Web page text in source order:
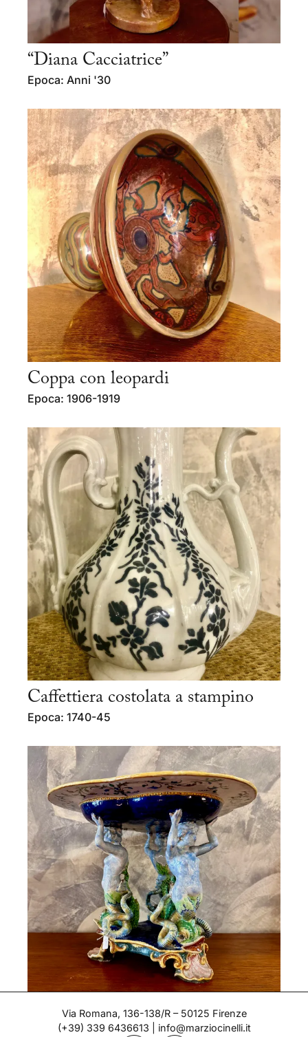
“Diana Cacciatrice”
Epoca: Anni '30
Coppa con leopardi
Epoca: 1906-1919
Caffettiera costolata a stampino
Epoca: 1740-45
Alzata/Centrotavola
Via Romana, 136-138/R – 50125 Firenze
(+39) 339 6436613
info@marziocinelli.it